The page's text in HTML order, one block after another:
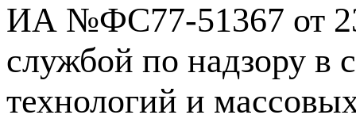
ИА №ФС77-51367 от 23
службой по надзору в
технологий и